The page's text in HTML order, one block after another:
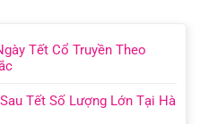
Tết Cổ Truyền Theo
Tết Số Lượng Lớn Tại Hà